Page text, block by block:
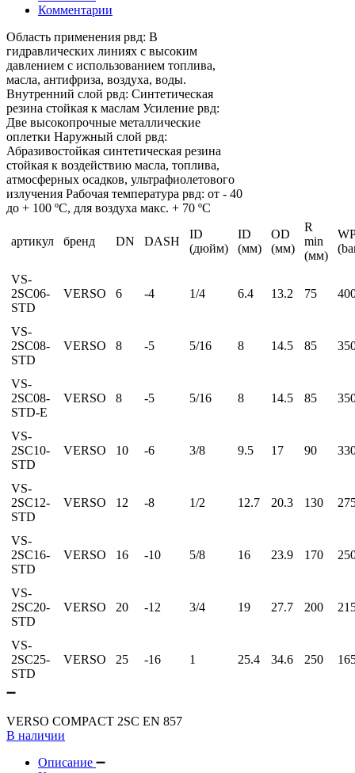
Комментарии
Область применения рвд: В
гидравлических линиях с высоким
давлением с использованием топлива,
масла, антифриза, воздуха, воды.
Внутренний слой рвд: Синтетическая
резина стойкая к маслам Усиление рвд:
Две высокопрочные металлические
оплетки Наружный слой рвд:
Абразивостойкая синтетическая резина
стойкая к воздействию масла, топлива,
атмосферных осадков, ультрафиолетового
излучения Рабочая температура рвд: от - 40
до + 100 ºС, для воздуха макс. + 70 ºС
артикул бренд DN DASH
ID
(дюйм)
ID
(мм)
OD
(мм)
R
min
(мм)
WP
VS-
2SC06-
STD
VERSO 6 -4 1/4 6.4 13.2 75
VS-
2SC08-
STD
VERSO 8 -5 5/16 8 14.5 85
VS-
2SC08-
STD-E
VERSO 8 -5 5/16 8 14.5 85
VS-
2SC10-
STD
VERSO 10 -6 3/8 9.5 17 90
VS-
2SC12-
STD
VERSO 12 -8 1/2 12.7 20.3 130
VS-
2SC16-
STD
VERSO 16 -10 5/8 16 23.9 170
VS-
2SC20-
STD
VERSO 20 -12 3/4 19 27.7 200
VS-
2SC25-
STD
VERSO 25 -16 1 25.4 34.6 250
VERSO COMPACT 2SС EN 857
В наличии
Описание